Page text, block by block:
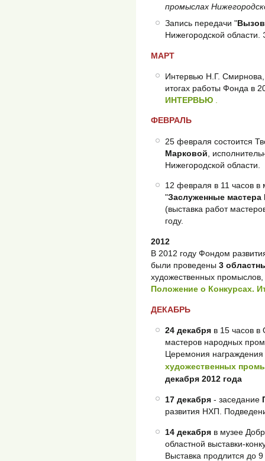
промыслах
Запись передачи "
Нижегородской
МАРТ
Интервью Н.Г.
итогах работы Фонда в
ИНТЕРВЬЮ
ФЕВРАЛЬ
25 февраля состоится
Марковой ,
Нижегородской области.
‎12 февраля в 11 часов в
"Заслуженные
(выставка работ
году.
2012
В 2012 году Фондом
были проведены 3
художественных промыслов,
Положение о Конкурсах.
ДЕКАБРЬ
24 декабря в 15 часов в
мастеров народных
Церемония награждения
художественных
декабря 2012 года
17 декабря - заседание
развития НХП.
14 декабря в музее
областной выставки-
Выставка продлится до